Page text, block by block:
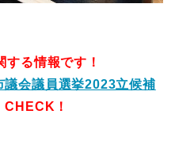
る情報です！
議会議員選挙2023立候補
CHECK！